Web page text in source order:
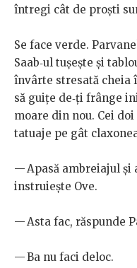
întregi cât de proști
Se face verde.
Saab‑ul tușește și
învârte stresată cheia
să guițe de‑ți frânge
moare din nou. Cei
tatuaje pe gât
— Apasă ambreiajul și
instruiește Ove.
— Asta fac, răspunde
— Ba nu faci deloc.